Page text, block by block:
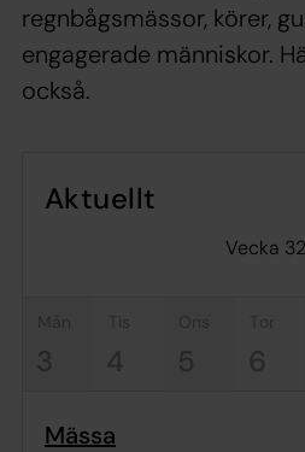
regnbågsmässor, körer,
engagerade människor.
också.
Aktuellt
Vecka 32
tis
4
tor
6
Mässa